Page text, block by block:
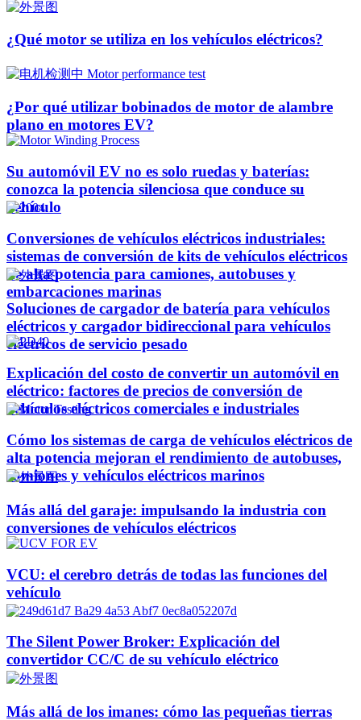
¿Qué motor se utiliza en los vehículos eléctricos?
¿Por qué utilizar bobinados de motor de alambre
plano en motores EV?
Su automóvil EV no es solo ruedas y baterías:
conozca la potencia silenciosa que conduce su
vehículo
Conversiones de vehículos eléctricos industriales:
sistemas de conversión de kits de vehículos eléctricos
de alta potencia para camiones, autobuses y
embarcaciones marinas
Soluciones de cargador de batería para vehículos
eléctricos y cargador bidireccional para vehículos
eléctricos de servicio pesado
Explicación del costo de convertir un automóvil en
eléctrico: factores de precios de conversión de
vehículos eléctricos comerciales e industriales
Cómo los sistemas de carga de vehículos eléctricos de
alta potencia mejoran el rendimiento de autobuses,
camiones y vehículos eléctricos marinos
Más allá del garaje: impulsando la industria con
conversiones de vehículos eléctricos
VCU: el cerebro detrás de todas las funciones del
vehículo
The Silent Power Broker: Explicación del
convertidor CC/C de su vehículo eléctrico
Más allá de los imanes: cómo las pequeñas tierras